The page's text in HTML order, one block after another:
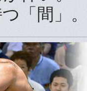
「間」。